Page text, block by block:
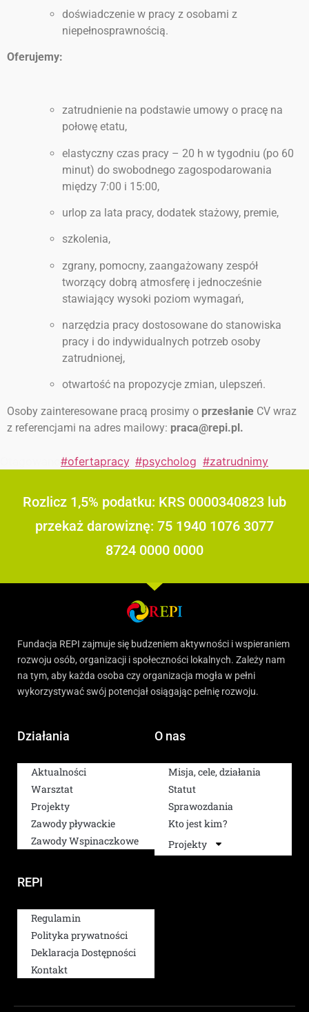
doświadczenie w pracy z osobami z
niepełnosprawnością.
Oferujemy:
zatrudnienie na podstawie umowy o pracę na
połowę etatu,
elastyczny czas pracy – 20 h w tygodniu (po 60
minut) do swobodnego zagospodarowania
między 7:00 i 15:00,
urlop za lata pracy, dodatek stażowy, premie,
szkolenia,
zgrany, pomocny, zaangażowany zespół
tworzący dobrą atmosferę i jednocześnie
stawiający wysoki poziom wymagań,
narzędzia pracy dostosowane do stanowiska
pracy i do indywidualnych potrzeb osoby
zatrudnionej,
otwartość na propozycje zmian, ulepszeń.
Osoby zainteresowane pracą prosimy o przesłanie CV wraz
z referencjami na adres mailowy: praca@repi.pl.
#ofertapracy, #psycholog #zatrudnimy
Rozlicz 1,5% podatku: KRS 0000340823 lub
przekaż darowiznę: 75 1940 1076 3077
8724 0000 0000
Fundacja REPI zajmuje się budzeniem aktywności i wspieraniem
rozwoju osób, organizacji i społeczności lokalnych. Zależy nam
na tym, aby każda osoba czy organizacja mogła w pełni
wykorzystywać swój potencjał osiągając pełnię rozwoju.
Działania
Aktualności
Warsztat
Projekty
Zawody pływackie
Zawody Wspinaczkowe
O nas
Misja, cele, działania
Statut
Sprawozdania
Kto jest kim?
Projekty
REPI
Regulamin
Polityka prywatności
Deklaracja Dostępności
Kontakt